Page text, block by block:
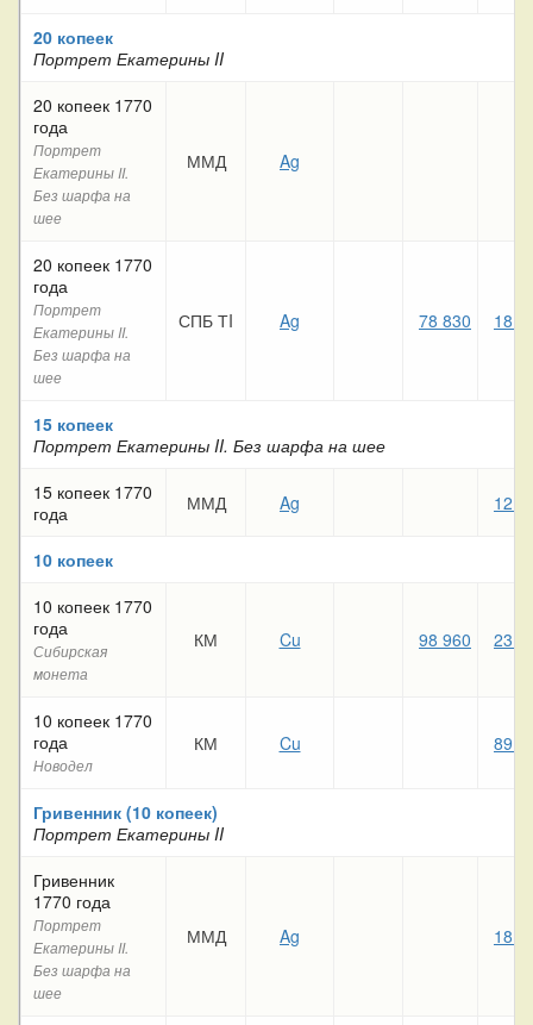
20 копеек
Портрет Екатерины II
20 копеек 1770
года
Портрет
Екатерины II.
Без шарфа на
шее
ММД Ag
20 копеек 1770
года
Портрет
Екатерины II.
Без шарфа на
шее
СПБ ТI Ag 78 830 18
15 копеек
Портрет Екатерины II. Без шарфа на шее
15 копеек 1770
года
ММД Ag 12
10 копеек
10 копеек 1770
года
Сибирская
монета
КМ Cu 98 960 23
10 копеек 1770
года
Новодел
КМ Cu 89
Гривенник (10 копеек)
Портрет Екатерины II
Гривенник
1770 года
Портрет
Екатерины II.
Без шарфа на
шее
ММД Ag 18